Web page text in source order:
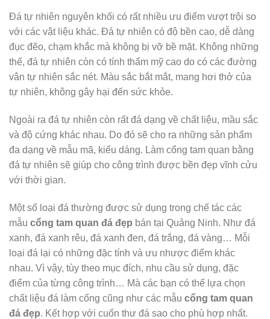
Đá tự nhiên nguyên khối có rất nhiều ưu điểm vượt trội so
với các vật liệu khác. Đá tự nhiên có độ bền cao, dễ dàng
đục đẽo, chạm khắc mà không bị vỡ bề mặt. Không những
thế, đá tự nhiên còn có tính thẩm mỹ cao do có các đường
vân tự nhiên sắc nét. Màu sắc bắt mắt, mang hơi thở của
tự nhiên, không gây hại đến sức khỏe.
Ngoài ra đá tự nhiên còn rất đá dạng về chất liệu, mầu sắc
và độ cứng khác nhau. Do đó sẽ cho ra những sản phẩm
đa dạng về mẫu mã, kiểu dáng. Làm cổng tam quan bằng
đá tự nhiên sẽ giúp cho công trình được bền đẹp vĩnh cửu
với thời gian.
Một số loại đá thường được sử dụng trong chế tác các
mẫu cổng tam quan đá đẹp bán tại Quảng Ninh. Như đá
xanh, đá xanh rêu, đá xanh đen, đá trắng, đá vàng… Mỗi
loại đá lại có những đặc tính và ưu nhược điểm khác
nhau. Vì vậy, tùy theo mục đích, nhu cầu sử dụng, đặc
điểm của từng công trình… Mà các bạn có thể lựa chọn
chất liệu đá làm cổng cũng như các mẫu cổng tam quan
đá đẹp. Kết hợp với cuốn thư đá sao cho phù hợp nhất.